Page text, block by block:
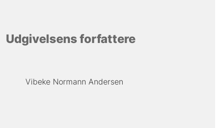
Udgivelsens forfattere
Vibeke Normann Andersen